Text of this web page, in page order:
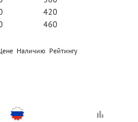
420
460
Наличию Рейтингу